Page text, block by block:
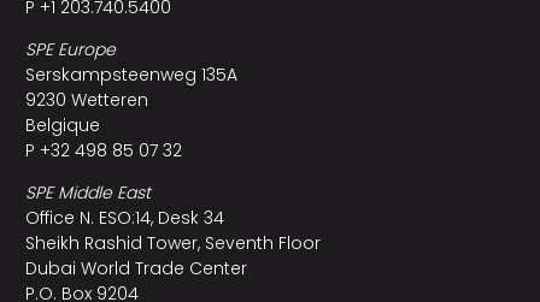
P +1 203.740.5400
SPE Europe
Serskampsteenweg 135A
9230 Wetteren
Belgique
P +32 498 85 07 32
SPE Middle East
Office N. ESO:14, Desk 34
Sheikh Rashid Tower, Seventh Floor
Dubai World Trade Center
P.O. Box 9204